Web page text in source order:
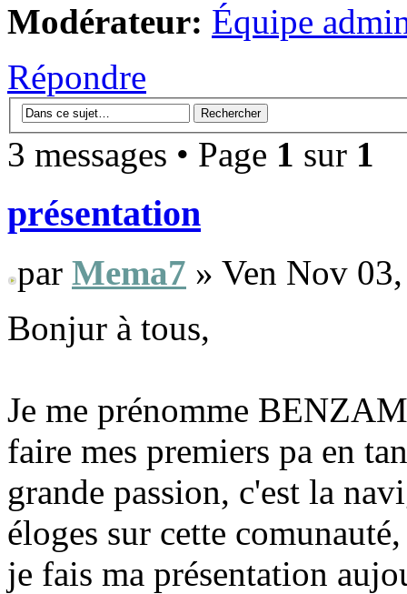
Modérateur: Équipe
Répondre
3 messages • Page 1 sur 1
présentation
par Mema7 » Ven Nov
Bonjur à tous,
Je me prénomme
faire mes premiers pa en
grande passion, c'est la
éloges sur cette
je fais ma présentation